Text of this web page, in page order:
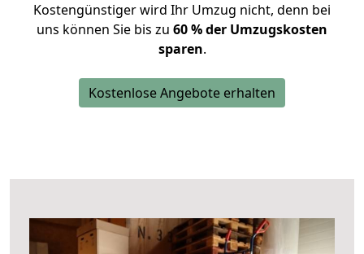
Kostengünstiger wird Ihr Umzug nicht, denn bei
uns können Sie bis zu 60 % der Umzugskosten
sparen.
Kostenlose Angebote erhalten